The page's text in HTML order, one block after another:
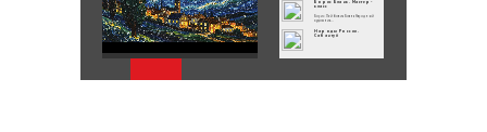
Борис Бланк. Мастер-
класс
Борис Лейбович Бланк Народный
художник...
Народы России.
Сабантуй
Народы России